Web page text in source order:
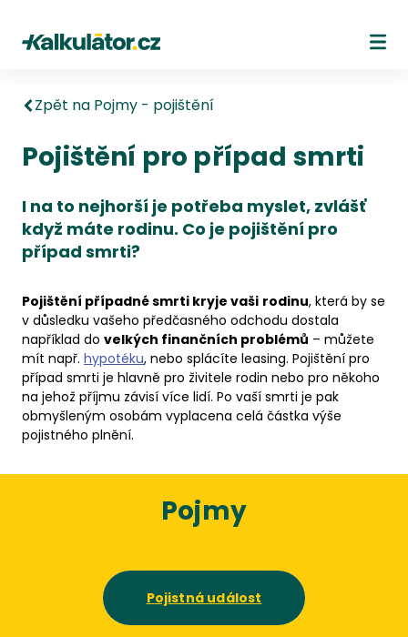
Kalkulátor.cz
Zpět na Pojmy - pojištění
Pojištění pro případ smrti
I na to nejhorší je potřeba myslet, zvlášť
když máte rodinu. Co je pojištění pro
případ smrti?
Pojištění případné smrti kryje vaši rodinu, která by se
v důsledku vašeho předčasného odchodu dostala
například do velkých finančních problémů – můžete
mít např. hypotéku, nebo splácíte leasing. Pojištění pro
případ smrti je hlavně pro živitele rodin nebo pro někoho
na jehož příjmu závisí více lidí. Po vaší smrti je pak
obmyšleným osobám vyplacena celá částka výše
pojistného plnění.
Pojmy
Pojistná událost